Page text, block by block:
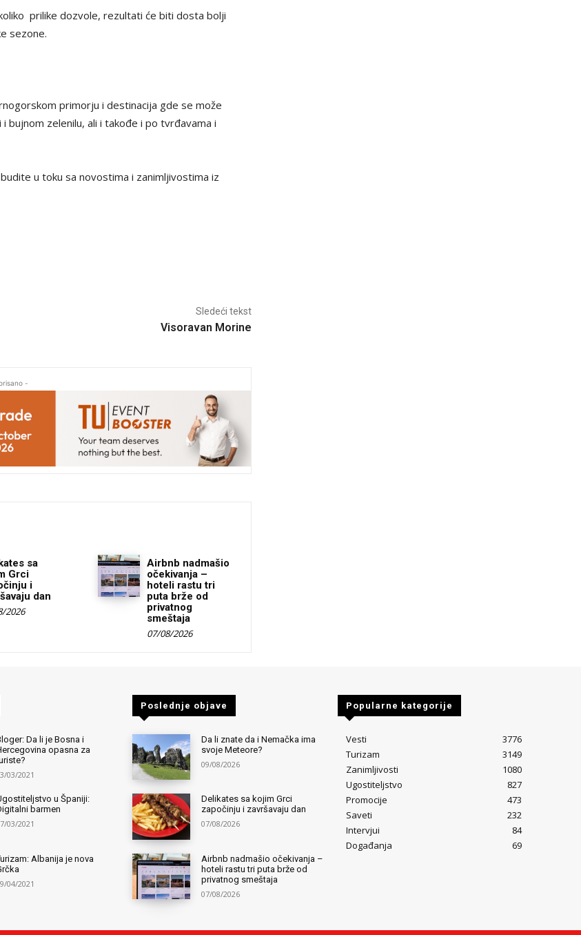
prilike dozvole, rezultati će biti dosta bolji
sezone.
primorju i destinacija gde se može
zelenilu, ali i takođe i po tvrđavama i
u toku sa novostima i zanimljivostima iz
Sledeći tekst
Visoravan Morine
-
sa
Grci
i
dan
2026
Airbnb nadmašio
očekivanja –
hoteli rastu tri
puta brže od
privatnog
smeštaja
07/08/2026
Da li je Bosna i
opasna za
03/2021
u Španiji:
barmen
03/2021
Albanija je nova
04/2021
Poslednje objave
Da li znate da i Nemačka ima
svoje Meteore?
09/08/2026
Delikates sa kojim Grci
započinju i završavaju dan
07/08/2026
Airbnb nadmašio očekivanja –
hoteli rastu tri puta brže od
privatnog smeštaja
07/08/2026
Popularne kategorije
Vesti
3776
Turizam
3149
Zanimljivosti
1080
Ugostiteljstvo
827
Promocije
473
Saveti
232
Intervjui
84
Događanja
69